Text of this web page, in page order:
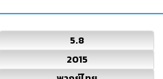
5.8
2015